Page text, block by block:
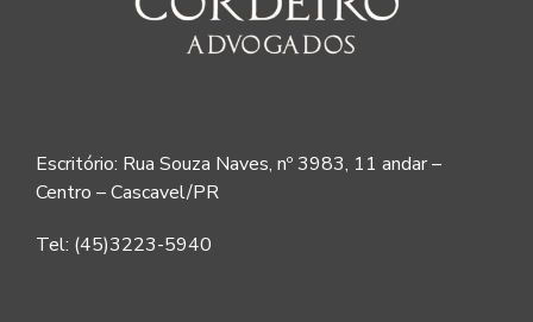
Escritório: Rua Souza Naves, nº 3983, 11 andar –
Centro – Cascavel/PR
Tel: (45)3223-5940